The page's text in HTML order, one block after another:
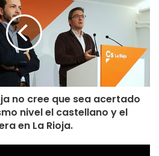
no cree que sea acertado
nivel el castellano y el
en La Rioja.